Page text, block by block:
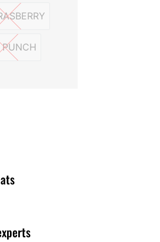
BLUE RASBERRY
PUNCH
FRUIT PUNCH